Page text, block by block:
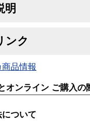
明
ンク
商品情報
オンライン ご購入の
ついて